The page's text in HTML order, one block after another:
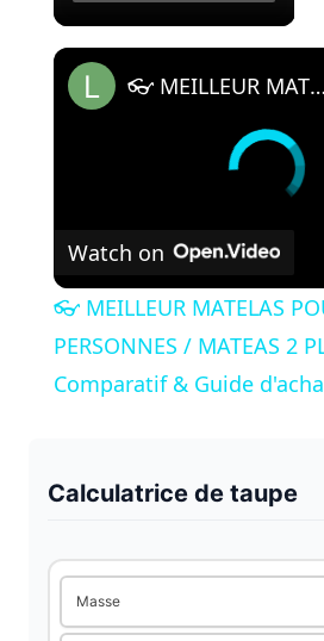
👓 MEILLEUR MATELAS POUR 2 PERSONNES / MATEAS 2 PLACES (2023) - Comparatif & Guide d'achat
Watch on
👓 MEILLEUR MATELAS
PERSONNES / MATEAS 2
Comparatif & Guide
Calculatrice de taupe
Masse